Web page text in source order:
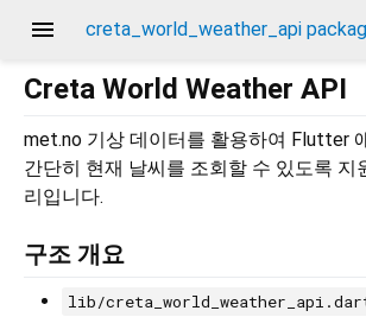
menu creta_world_weather_api
Creta World Weather API
met.no 기상 데이터를 활용하여 Flutter
간단히 현재 날씨를 조회할 수 있도록 지
리입니다.
구조 개요
lib/